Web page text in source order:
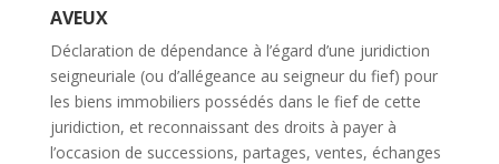
AVEUX
Déclaration de dépendance à l’égard d’une juridiction
seigneuriale (ou d’allégeance au seigneur du fief) pour
les biens immobiliers possédés dans le fief de cette
juridiction, et reconnaissant des droits à payer à
l’occasion de successions, partages, ventes, échanges